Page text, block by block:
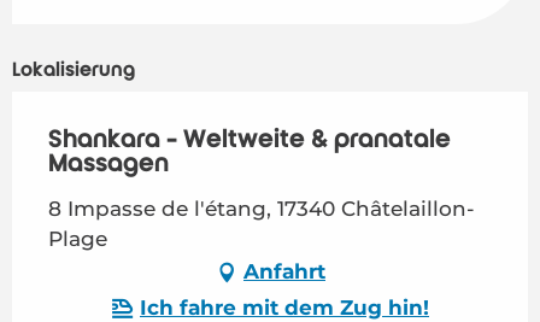
Lokalisierung
Shankara - Weltweite & pränatale
Massagen
8 Impasse de l'étang, 17340 Châtelaillon-
Plage
Anfahrt
Ich fahre mit dem Zug hin!